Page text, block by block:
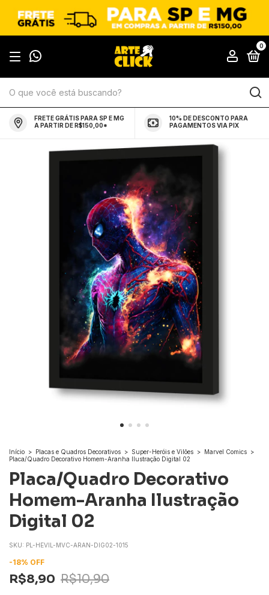
0
FRETE GRÁTIS PARA SP E MG
A PARTIR DE R$150,00*
10% DE DESCONTO PARA
PAGAMENTOS VIA PIX
Início > Placas e Quadros Decorativos > Super-Heróis e Vilões > Marvel Comics >
Placa/Quadro Decorativo Homem-Aranha Ilustração Digital 02
Placa/Quadro Decorativo
Homem-Aranha Ilustração
Digital 02
SKU: PL-HEVIL-MVC-ARAN-DIG02-1015
-18% OFF
R$8,90 R$10,90